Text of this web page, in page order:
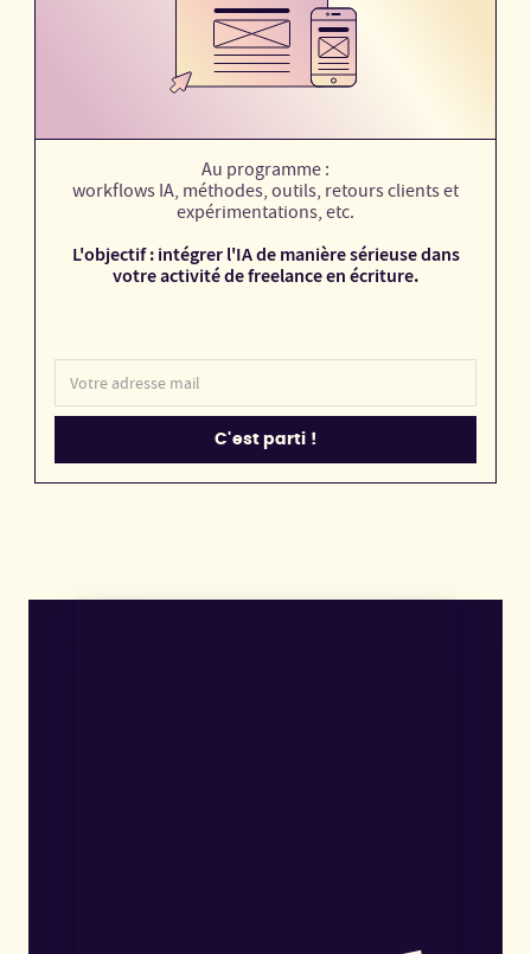
Au programme :
workflows IA, méthodes, outils, retours clients et
expérimentations, etc.
L'objectif : intégrer l'IA de manière sérieuse dans
votre activité de freelance en écriture.